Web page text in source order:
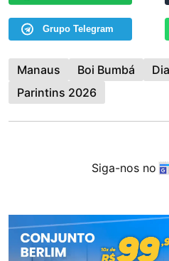
Grupo Telegram
Manaus Boi Bumbá
Parintins 2026
Siga-nos no